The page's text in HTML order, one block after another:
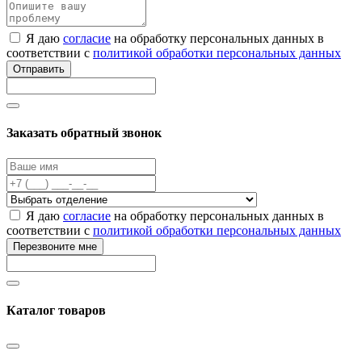
Я даю согласие на обработку персональных данных в
соответствии с политикой обработки персональных данных
Отправить
Заказать обратный звонок
Я даю согласие на обработку персональных данных в
соответствии с политикой обработки персональных данных
Перезвоните мне
Каталог товаров